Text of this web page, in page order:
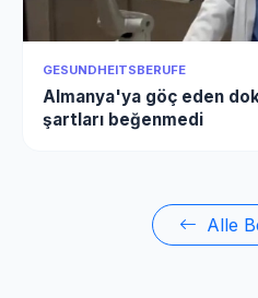
GESUNDHEITSBERUFE
Almanya'ya göç eden
şartları beğenmedi
Alle